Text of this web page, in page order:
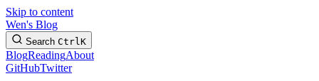
Skip to content
Wen's Blog
Search CtrlK
BlogReadingAbout
GitHubTwitter